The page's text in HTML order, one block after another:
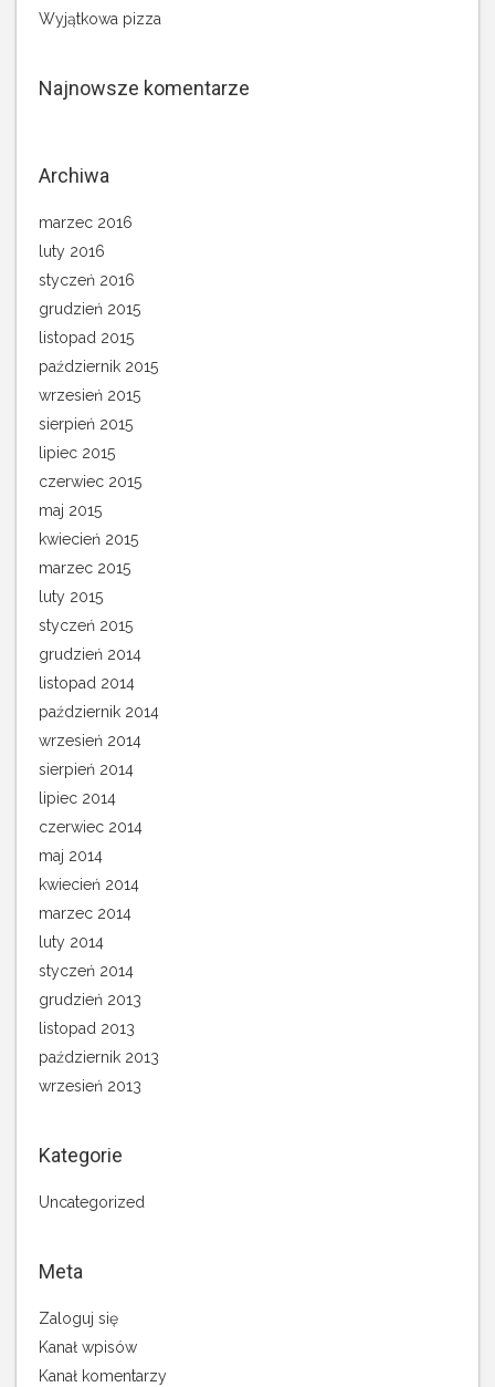
Wyjątkowa pizza
Najnowsze komentarze
Archiwa
marzec 2016
luty 2016
styczeń 2016
grudzień 2015
listopad 2015
październik 2015
wrzesień 2015
sierpień 2015
lipiec 2015
czerwiec 2015
maj 2015
kwiecień 2015
marzec 2015
luty 2015
styczeń 2015
grudzień 2014
listopad 2014
październik 2014
wrzesień 2014
sierpień 2014
lipiec 2014
czerwiec 2014
maj 2014
kwiecień 2014
marzec 2014
luty 2014
styczeń 2014
grudzień 2013
listopad 2013
październik 2013
wrzesień 2013
Kategorie
Uncategorized
Meta
Zaloguj się
Kanał wpisów
Kanał komentarzy